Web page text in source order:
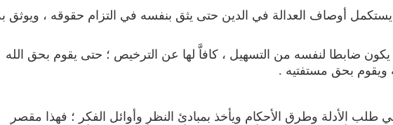
أوصاف العدالة في الدين حتى يثق بنفسه في التزام حقوقه ، ويوثق
ضابطا لنفسه من التسهيل ، كافاَّ لها عن الترخيص ؛ حتى يقوم بحق الله
ويقوم بحق مستفتيه .
طلب الأدلة وطرق الأحكام ويأخذ بمبادئ النظر وأوائل الفكر ؛ فهذا مقصر